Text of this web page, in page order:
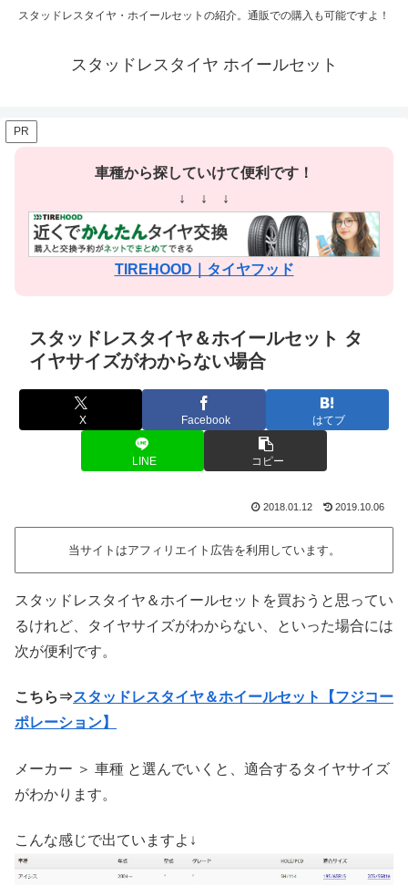
スタッドレスタイヤ・ホイールセットの紹介。通販での購入も可能ですよ！
スタッドレスタイヤ ホイールセット
PR
車種から探していけて便利です！
↓ ↓ ↓
TIREHOOD｜タイヤフッド
スタッドレスタイヤ＆ホイールセット タ
イヤサイズがわからない場合
X Facebook はてブ
LINE コピー
2018.01.12 2019.10.06
当サイトはアフィリエイト広告を利用しています。
スタッドレスタイヤ＆ホイールセットを買おうと思ってい
るけれど、タイヤサイズがわからない、といった場合には
次が便利です。
こちら⇒スタッドレスタイヤ＆ホイールセット【フジコー
ポレーション】
メーカー ＞ 車種 と選んでいくと、適合するタイヤサイズ
がわかります。
こんな感じで出ていますよ↓